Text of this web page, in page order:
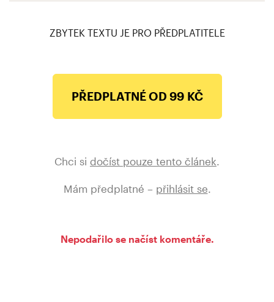
ZBYTEK TEXTU JE PRO PŘEDPLATITELE
PŘEDPLATNÉ OD 99 KČ
Chci si dočíst pouze tento článek
Mám předplatné – přihlásit se
Nepodařilo se načíst komentáře.